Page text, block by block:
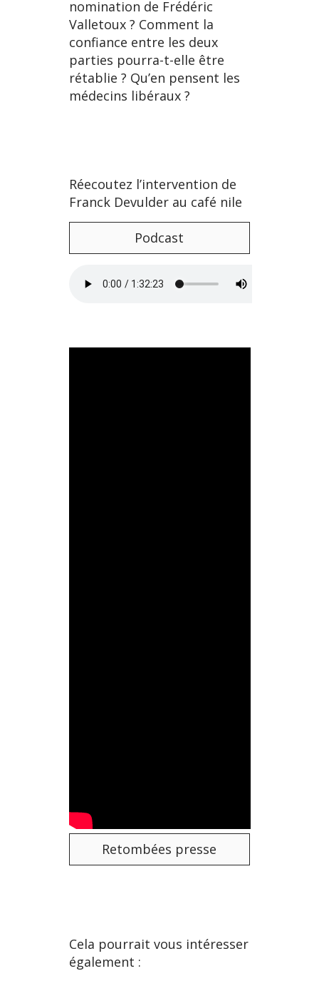
nomination de Frédéric
Valletoux ? Comment la
confiance entre les deux
parties pourra-t-elle être
rétablie ? Qu’en pensent les
médecins libéraux ?
Réecoutez l’intervention de
Franck Devulder au café nile
Podcast
Retombées presse
Cela pourrait vous intéresser
également :